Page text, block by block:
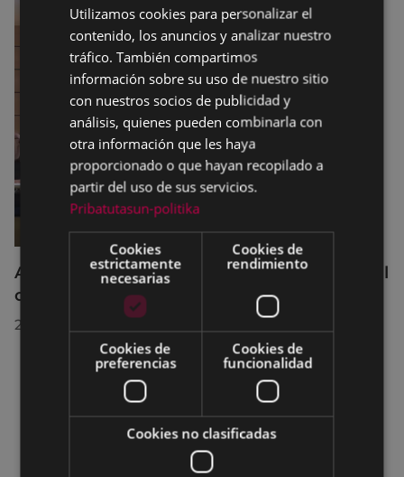
Acuerdos adoptados por el Pleno Municipal
celebrado el 27 de julio de 2026
28/07/2026
BASQUE
SPANISH
Utilizamos cookies para personalizar el
contenido, los anuncios y analizar nuestro
tráfico. También compartimos
información sobre su uso de nuestro sitio
con nuestros socios de publicidad y
análisis, quienes pueden combinarla con
otra información que les haya
proporcionado o que hayan recopilado a
partir del uso de sus servicios.
Pribatutasun-politika
Cookies
estrictamente
necesarias
Cookies de
rendimiento
Cookies de
preferencias
Cookies de
funcionalidad
Cookies no clasificadas